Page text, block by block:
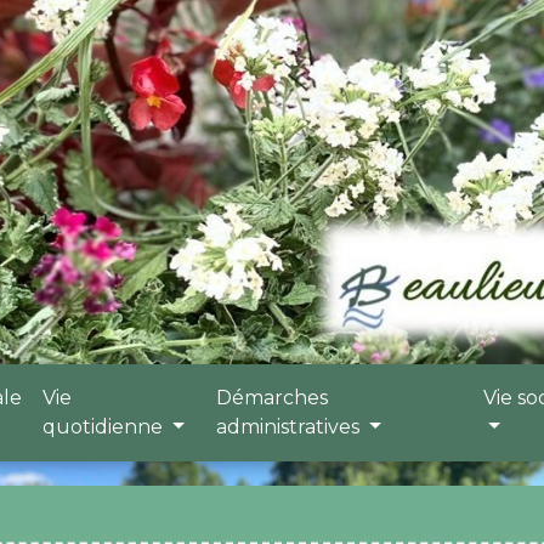
Vie
quotidienne
Démarches
administratives
Vie